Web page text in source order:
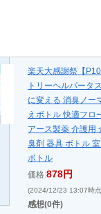
楽天大感謝祭【
トリーヘルパータ
に変える 消臭ノー
えボトル 快適フロ
アース製薬 介護用
臭剤 器具 ボトル
ボトル
価格:878円
(2024/12/23 13:07時
感想(0件)